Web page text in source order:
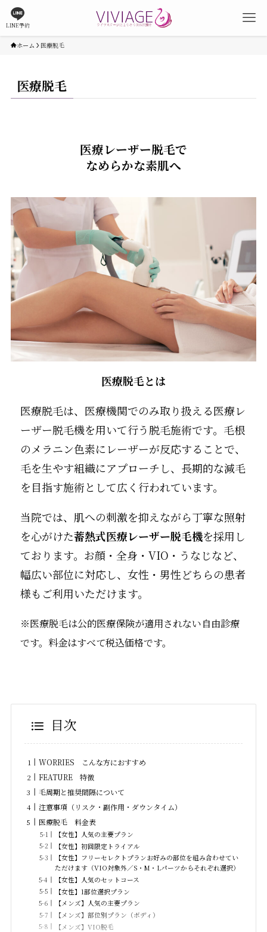
LINE予約
ホーム 医療脱毛
医療脱毛
医療レーザー脱毛で
なめらかな素肌へ
医療脱毛とは
医療脱毛は、医療機関でのみ取り扱える医療レ
ーザー脱毛機を用いて行う脱毛施術です。毛根
のメラニン色素にレーザーが反応することで、
毛を生やす組織にアプローチし、長期的な減毛
を目指す施術として広く行われています。
当院では、肌への刺激を抑えながら丁寧な照射
を心がけた蓄熱式医療レーザー脱毛機を採用し
ております。お顔・全身・VIO・うなじなど、
幅広い部位に対応し、女性・男性どちらの患者
様もご利用いただけます。
※医療脱毛は公的医療保険が適用されない自由診療
です。料金はすべて税込価格です。
目次
WORRIES こんな方におすすめ
FEATURE 特徴
毛周期と推奨間隔について
注意事項（リスク・副作用・ダウンタイム）
医療脱毛 料金表
【女性】人気の主要プラン
【女性】初回限定トライアル
【女性】フリーセレクトプランお好みの部位を組み合わせてい
ただけます（VIO対象外／S・M・Lパーツからそれぞれ選択）
【女性】人気のセットコース
【女性】1部位選択プラン
【メンズ】人気の主要プラン
【メンズ】部位別プラン（ボディ）
【メンズ】VIO脱毛